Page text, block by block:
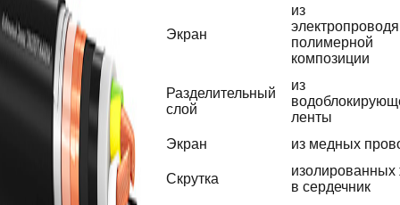
Экран
из
полимерной
композиции
Разделительный
слой
из
ленты
Экран
из медных
Скрутка
изолированных
в сердечник